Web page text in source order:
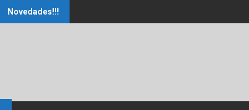
Novedades!!!